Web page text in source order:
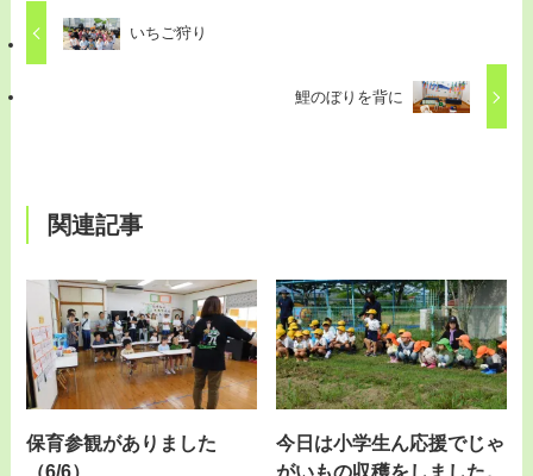
いちご狩り
鯉のぼりを背に
関連記事
保育参観がありました
（6/6）
今日は小学生ん応援でじゃ
がいもの収穫をしました。